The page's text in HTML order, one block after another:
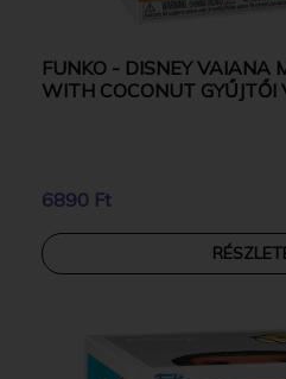
FUNKO - DISNEY VAIANA
WITH COCONUT GYŰJTŐI
6890 Ft